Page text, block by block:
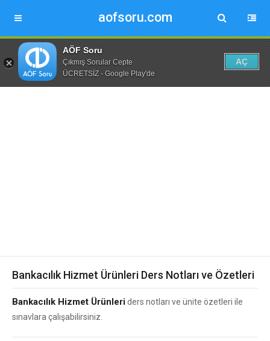
aofsoru.com
AÖF Soru
Çıkmış Sorular Cepte
ÜCRETSİZ - Google Play'de
AÇ
Bankacılık Hizmet Ürünleri Ders Notları ve Özetleri
Bankacılık Hizmet Ürünleriders notları ve ünite özetleri ile
sınavlara çalışabilirsiniz.